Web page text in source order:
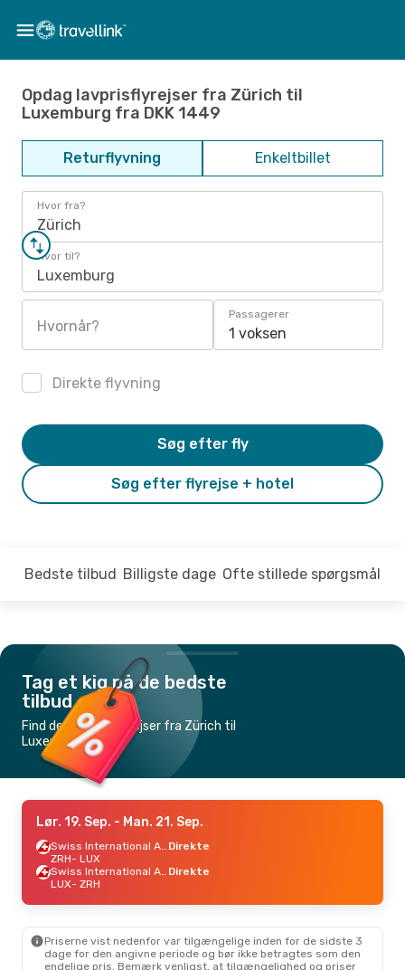
Opdag lavprisflyrejser fra Zürich til
Luxemburg fra DKK 1449
Returflyvning Enkeltbillet
Hvor fra?
Zürich
Hvor til?
Luxemburg
Hvornår?
Passagerer
1 voksen
Direkte flyvning
Søg efter flyrejse + hotel
Søg efter fly
Bedste tilbud Billigste dage Ofte stillede spørgsmål
Tag et kig på de bedste
tilbud
Find de billigste flyrejser fra Zürich til
Luxemburg
Lør. 19. Sep. - Man. 21. Sep.
Swiss International Air Lines Direkte
ZRH- LUX
Swiss International Air Lines Direkte
LUX- ZRH
Priserne vist nedenfor var tilgængelige inden for de sidste 3
dage for den angivne periode og bør ikke betragtes som den
endelige pris. Bemærk venligst, at tilgængelighed og priser